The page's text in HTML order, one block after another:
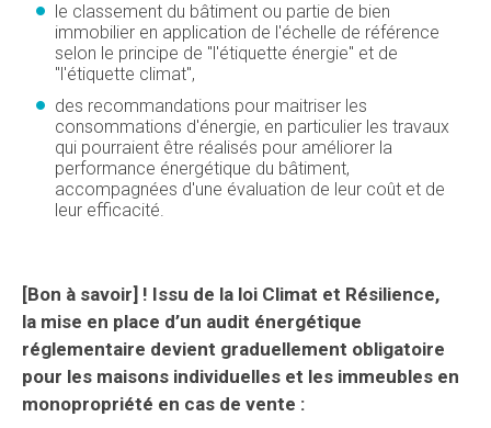
le classement du bâtiment ou partie de bien
immobilier en application de l'échelle de référence
selon le principe de "l'étiquette énergie" et de
"l'étiquette climat",
des recommandations pour maitriser les
consommations d'énergie, en particulier les travaux
qui pourraient être réalisés pour améliorer la
performance énergétique du bâtiment,
accompagnées d'une évaluation de leur coût et de
leur efficacité.
[Bon à savoir] ! Issu de la loi Climat et Résilience,
la mise en place d’un audit énergétique
réglementaire devient graduellement obligatoire
pour les maisons individuelles et les immeubles en
monopropriété en cas de vente :